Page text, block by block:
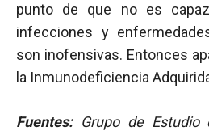
punto de que no es
infecciones y
son inofensivas. Entonces
la Inmunodeficiencia
Fuentes: Grupo de Estudio